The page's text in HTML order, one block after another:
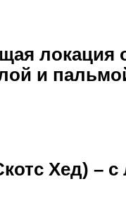
локация
и
Хед) –